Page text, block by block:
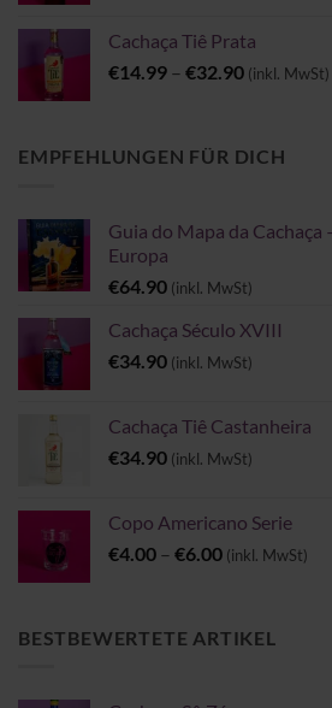
€54.90
Cachaça Tiê Prata
€14.99 – €32.90
€32.90
(inkl. MwSt)
EMPFEHLUNGEN FÜR DICH
Guia do Mapa da Cachaça
Europa
€64.90 (inkl. MwSt)
Cachaça Século XVIII
€34.90 (inkl. MwSt)
Cachaça Tiê Castanheira
€34.90 (inkl. MwSt)
Copo Americano Serie
€4.00 – €6.00Preisspanne:
€6.00
(inkl. MwSt)
BESTBEWERTETE ARTIKEL